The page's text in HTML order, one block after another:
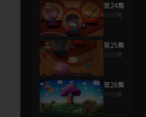
第24集
10分鐘
第25集
10分鐘
第26集
10分鐘